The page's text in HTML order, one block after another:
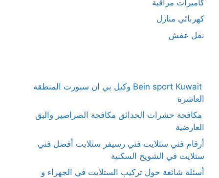
كاميرات مراقبة
كهربائي منازل
نقل عفش
Bein sport Kuwait وكيل بي ان سبورت المنطقة
العاشرة
مكافحة حشرات الحدائق مكافحة الصراصير والبق
العارضية
أرقام فني ستلايت فني رسيفر ستلايت أفضل فني
ستلايت في الشويخ السكنية
أسئلة شائعة حول تركيب الستلايت في الجهراء و